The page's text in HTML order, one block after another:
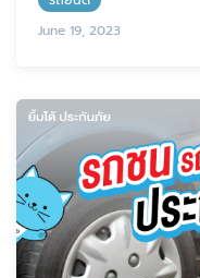
June 19, 2023